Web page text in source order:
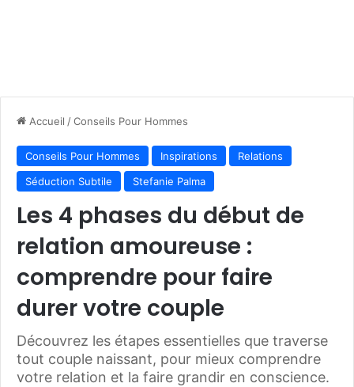
Accueil /Conseils Pour Hommes
Conseils Pour Hommes Inspirations
Relations
Séduction Subtile
Stefanie Palma
Les 4 phases du début de
relation amoureuse :
comprendre pour faire
durer votre couple
Découvrez les étapes essentielles que traverse
tout couple naissant, pour mieux comprendre
votre relation et la faire grandir en conscience.